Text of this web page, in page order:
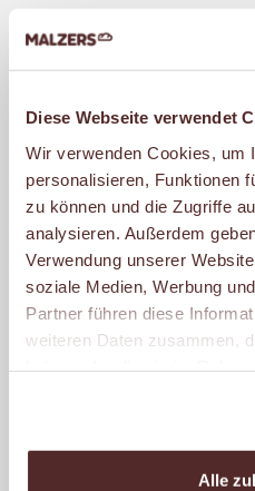
Diese Webseite verwendet
Wir verwenden Cookies, um
personalisieren, Funktionen
zu können und die Zugriffe
analysieren. Außerdem
Verwendung unserer
soziale Medien, Werbung
Partner führen diese
weiteren Daten zusammen,
Alle
BRÖTCHEN
MALZERS Brötchen
prämiert, sie
Deshalb heißt unser
Brötchen auch
ständig frisch in
gebacken und
wenn der Tag mal
Aber wir können